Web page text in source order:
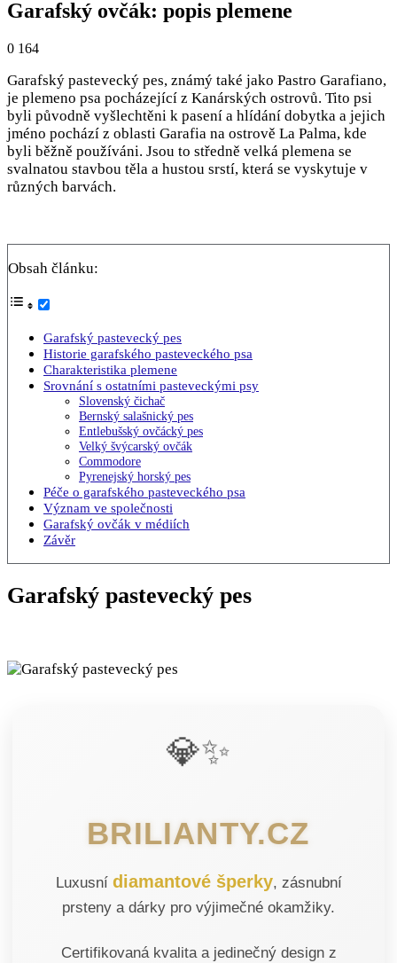
Garafský ovčák: popis plemene
0 164
Garafský pastevecký pes, známý také jako Pastro Garafiano,
je plemeno psa pocházející z Kanárských ostrovů. Tito psi
byli původně vyšlechtěni k pasení a hlídání dobytka a jejich
jméno pochází z oblasti Garafia na ostrově La Palma, kde
byli běžně používáni. Jsou to středně velká plemena se
svalnatou stavbou těla a hustou srstí, která se vyskytuje v
různých barvách.
Obsah článku:
Garafský pastevecký pes
Historie garafského pasteveckého psa
Charakteristika plemene
Srovnání s ostatními pasteveckými psy
Slovenský čichač
Bernský salašnický pes
Entlebušský ovčácký pes
Velký švýcarský ovčák
Commodore
Pyrenejský horský pes
Péče o garafského pasteveckého psa
Význam ve společnosti
Garafský ovčák v médiích
Závěr
Garafský pastevecký pes
💎✨
BRILIANTY.CZ
Luxusní diamantové šperky, zásnubní
prsteny a dárky pro výjimečné okamžiky.
Certifikovaná kvalita a jedinečný design z